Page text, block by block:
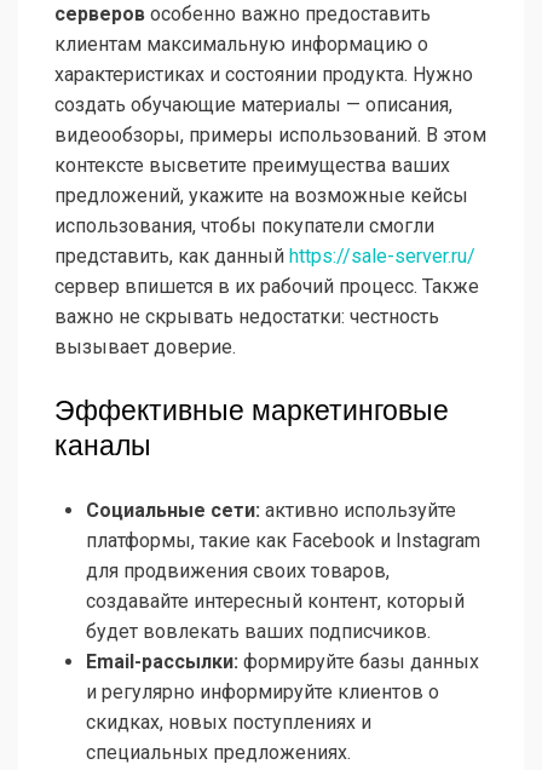
серверов особенно важно предоставить
клиентам максимальную информацию о
характеристиках и состоянии продукта. Нужно
создать обучающие материалы — описания,
видеообзоры, примеры использований. В этом
контексте высветите преимущества ваших
предложений, укажите на возможные кейсы
использования, чтобы покупатели смогли
представить, как данный https://sale-server.ru/
сервер впишется в их рабочий процесс. Также
важно не скрывать недостатки: честность
вызывает доверие.
Эффективные маркетинговые
каналы
Социальные сети: активно используйте
платформы, такие как Facebook и Instagram
для продвижения своих товаров,
создавайте интересный контент, который
будет вовлекать ваших подписчиков.
Email-рассылки: формируйте базы данных
и регулярно информируйте клиентов о
скидках, новых поступлениях и
специальных предложениях.